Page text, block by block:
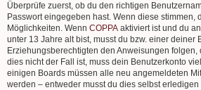
Überprüfe zuerst, ob du den richtigen
Passwort eingegeben hast. Wenn diese stimmen,
Möglichkeiten. Wenn COPPA aktiviert ist und du
unter 13 Jahre alt bist, musst du bzw. einer deiner
Erziehungsberechtigten den Anweisungen folgen,
dies nicht der Fall ist, muss dein Benutzerkonto
einigen Boards müssen alle neu angemeldeten
werden – entweder musst du dies selbst erledigen